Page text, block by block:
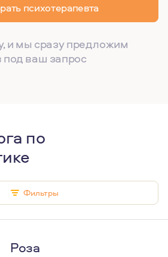
психотерапевта
и мы сразу предложим
под ваш запрос
по
Фильтры
Роза